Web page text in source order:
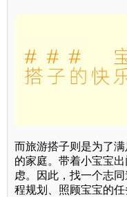
而旅游搭子则是为了
的家庭。带着小宝宝
虑。因此，找一个志
程规划、照顾宝宝的任